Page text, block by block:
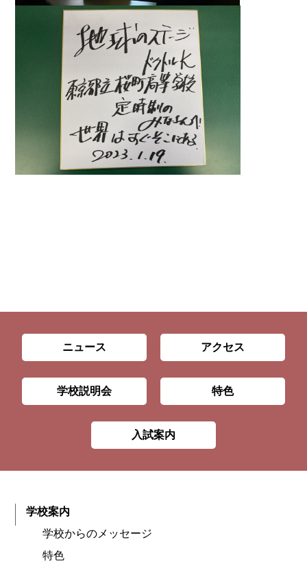
ニュース アクセス
学校説明会 特色
入試案内
学校案内
学校からのメッセージ
特色